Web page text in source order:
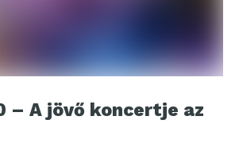
– A jövő koncertje az